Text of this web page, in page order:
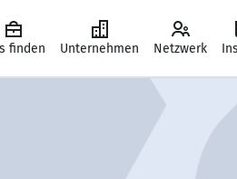
finden Unternehmen Netzwerk